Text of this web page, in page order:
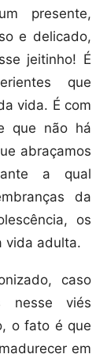
presente,
e delicado,
jeitinho! É
que
vida. É com
que não há
abraçamos
a qual
da
os
vida adulta.
caso
nesse viés
o fato é que
em